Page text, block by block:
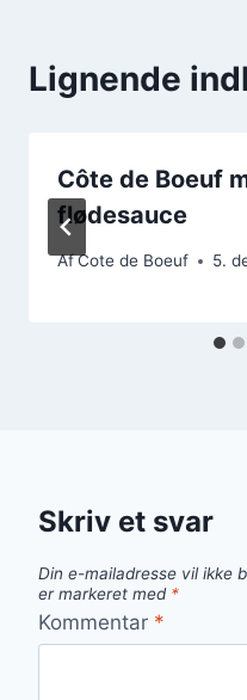
Lignende
Côte de Boeuf
flødesauce
AfCote de Boeuf 5.
Skriv et svar
Din e-mailadresse vil ikke
er markeret med *
Kommentar *